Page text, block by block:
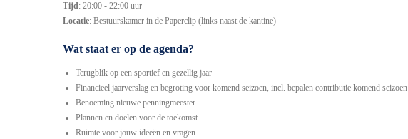
Tijd: 20:00 - 22:00 uur
Locatie: Bestuurskamer in de Paperclip (links naast de kantine)
Wat staat er op de agenda?
Terugblik op een sportief en gezellig jaar
Financieel jaarverslag en begroting voor komend seizoen, incl. bepalen contributie komend seizoen
Benoeming nieuwe penningmeester
Plannen en doelen voor de toekomst
Ruimte voor jouw ideeën en vragen